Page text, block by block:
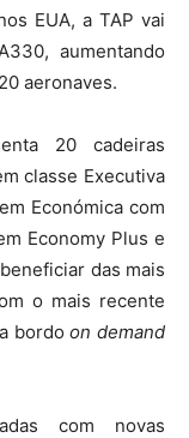
EUA, a TAP vai
aumentando
aeronaves.
20 cadeiras
classe Executiva
Económica com
Economy Plus e
das mais
o mais recente
bordoon demand
com novas